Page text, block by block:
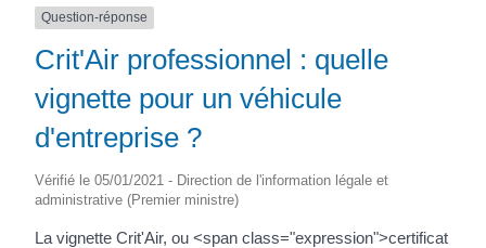
Question-réponse
Crit'Air professionnel : quelle
vignette pour un véhicule
d'entreprise ?
Vérifié le 05/01/2021 - Direction de l'information légale et
administrative (Premier ministre)
La vignette Crit'Air, ou <span class="expression">certificat